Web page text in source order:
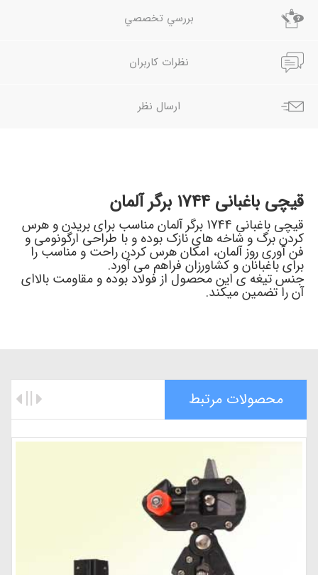
بررسي تخصصي
نظرات کاربران
ارسال نظر
قیچی باغبانی 1744 برگر آلمان
قیچی باغبانی 1744 برگر آلمان مناسب برای بریدن و هرس
کردن برگ و شاخه های نازک بوده و با طراحی ارگونومی و
فن آوری روز آلمان، امکان هرس کردن راحت و مناسب را
برای باغبانان و کشاورزان فراهم می آورد.
جنس تیغه ی این محصول از فولاد بوده و مقاومت بالاای
آن را تضمین میکند.
محصولات مرتبط